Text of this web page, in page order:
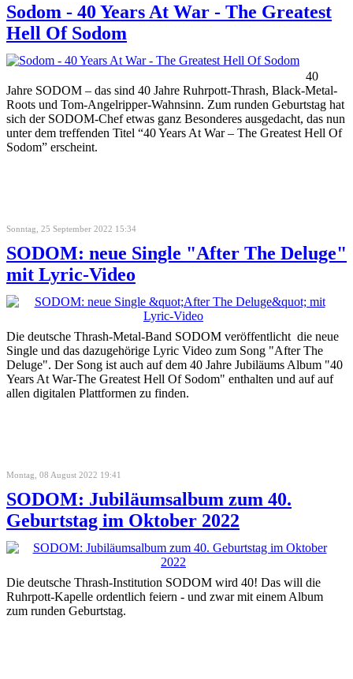
Sodom - 40 Years At War - The Greatest
Hell Of Sodom
40
Jahre SODOM – das sind 40 Jahre Ruhrpott-Thrash, Black-Metal-
Roots und Tom-Angelripper-Wahnsinn. Zum runden Geburtstag hat
sich der SODOM-Chef etwas ganz Besonderes ausgedacht, das nun
unter dem treffenden Titel “40 Years At War – The Greatest Hell Of
Sodom” erscheint.
Sonntag, 25 September 2022 15:34
SODOM: neue Single "After The Deluge"
mit Lyric-Video
Die deutsche Thrash-Metal-Band SODOM veröffentlicht die neue
Single und das dazugehörige Lyric Video zum Song "After The
Deluge". Der Song ist auch auf dem 40 Jahre Jubiläums Album "40
Years At War-The Greatest Hell Of Sodom" enthalten und auf auf
allen digitalen Plattformen zu finden.
Montag, 08 August 2022 19:41
SODOM: Jubiläumsalbum zum 40.
Geburtstag im Oktober 2022
Die deutsche Thrash-Institution SODOM wird 40! Das will die
Ruhrpott-Kapelle ordentlich feiern - und zwar mit einem Album
zum runden Geburtstag.